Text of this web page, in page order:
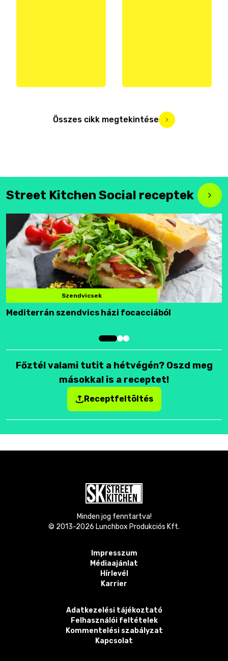
Összes cikk megtekintése
Street Kitchen Social receptek
Szendvicsek
Mediterrán szendvics házi focacciából
Főztél valami tutit a hétvégén? Oszd meg
másokkal is a receptet!
Receptfeltöltés
Minden jog fenntartva!
© 2013-2026 Lunchbox Produkciós Kft.
Impresszum
Médiaajánlat
Hírlevél
Karrier
Adatkezelési tájékoztató
Felhasználói feltételek
Kommentelési szabályzat
Kapcsolat